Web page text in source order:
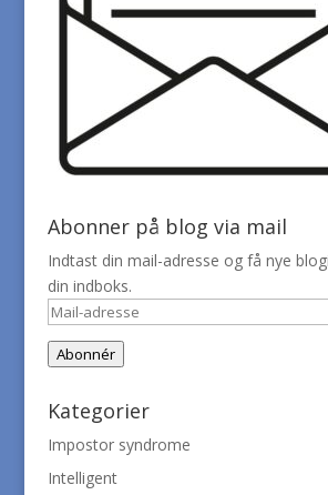
Abonner på blog via mail
Indtast din mail-adresse og få nye
din indboks.
Mail-
adresse
Abonnér
Kategorier
Impostor syndrome
Intelligent